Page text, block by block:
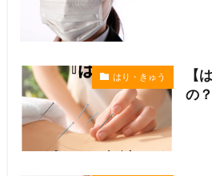
はり・きゅう
【
の？